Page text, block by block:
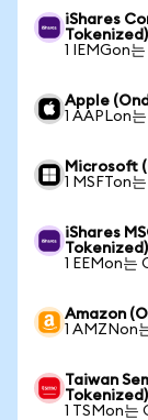
iShares
Tokenized)
1 IEMGon
Apple
1 AAPLon
Microsoft
1 MSFTon
iShares
Tokenized)
1 EEMon는
Amazon
1 AMZNon
Taiwan
Tokenized)
1 TSMon는